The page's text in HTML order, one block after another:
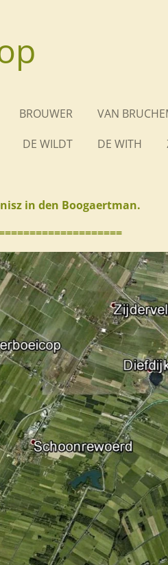
BROUWER VAN
DE WILDT DE WITH
in den Boogaertman.